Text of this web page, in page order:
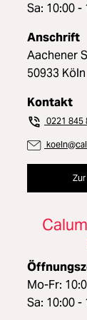
Sa: 10:00 -
Anschrift
Aachener
50933 Köln
Kontakt
0221 845
Mo-Fr:
Sa: 10:00 -